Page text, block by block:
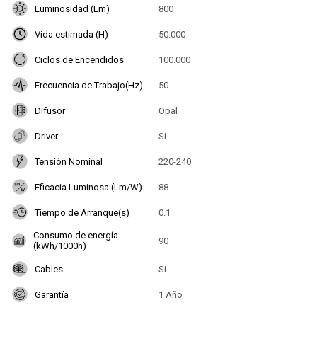
Luminosidad (Lm) 800
Vida estimada (H) 50.000
Ciclos de Encendidos 100.000
Frecuencia de Trabajo(Hz) 50
Difusor Opal
Driver Si
Tensión Nominal 220-240
Eficacia Luminosa (Lm/W) 88
Tiempo de Arranque(s) 0.1
Consumo de energía
(kWh/1000h)
90
Cables Si
Garantía 1 Año